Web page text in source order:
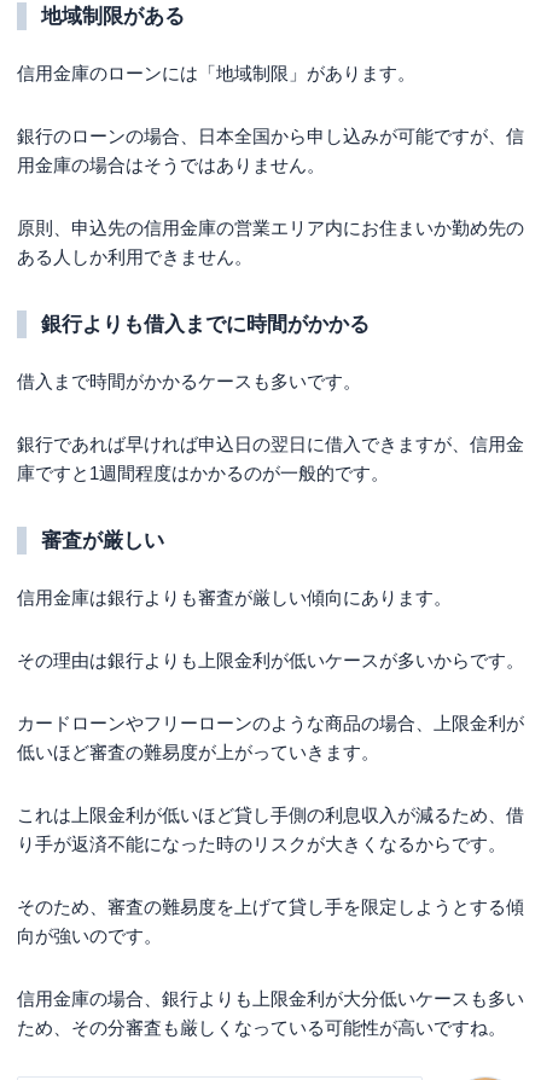
地域制限がある
信用金庫のローンには「地域制限」があります。
銀行のローンの場合、日本全国から申し込みが可能ですが、信
用金庫の場合はそうではありません。
原則、申込先の信用金庫の営業エリア内にお住まいか勤め先の
ある人しか利用できません。
銀行よりも借入までに時間がかかる
借入まで時間がかかるケースも多いです。
銀行であれば早ければ申込日の翌日に借入できますが、信用金
庫ですと1週間程度はかかるのが一般的です。
審査が厳しい
信用金庫は銀行よりも審査が厳しい傾向にあります。
その理由は銀行よりも上限金利が低いケースが多いからです。
カードローンやフリーローンのような商品の場合、上限金利が
低いほど審査の難易度が上がっていきます。
これは上限金利が低いほど貸し手側の利息収入が減るため、借
り手が返済不能になった時のリスクが大きくなるからです。
そのため、審査の難易度を上げて貸し手を限定しようとする傾
向が強いのです。
信用金庫の場合、銀行よりも上限金利が大分低いケースも多い
ため、その分審査も厳しくなっている可能性が高いですね。